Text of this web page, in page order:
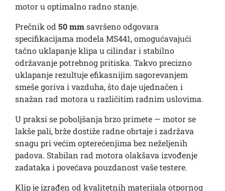
motor u optimalno radno stanje.
Prečnik od 50 mmsavršeno odgovara
specifikacijama modela MS441, omogućavajući
tačno uklapanje klipa u cilindar i stabilno
održavanje potrebnog pritiska. Takvo precizno
uklapanje rezultuje efikasnijim sagorevanjem
smeše goriva i vazduha, što daje ujednačen i
snažan rad motora u različitim radnim uslovima.
U praksi se poboljšanja brzo primete — motor se
lakše pali, brže dostiže radne obrtaje i zadržava
snagu pri većim opterećenjima bez neželjenih
padova. Stabilan rad motora olakšava izvođenje
zadataka i povećava pouzdanost vaše testere.
Klip je izrađen od kvalitetnih materijala otpornog